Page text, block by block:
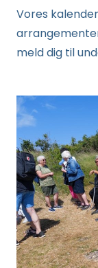
Vores
meld dig til